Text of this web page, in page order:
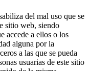
del mal uso que se
sitio web, siendo
accede a ellos o los
alguna por la
a las que se pueda
usuarias de este sitio